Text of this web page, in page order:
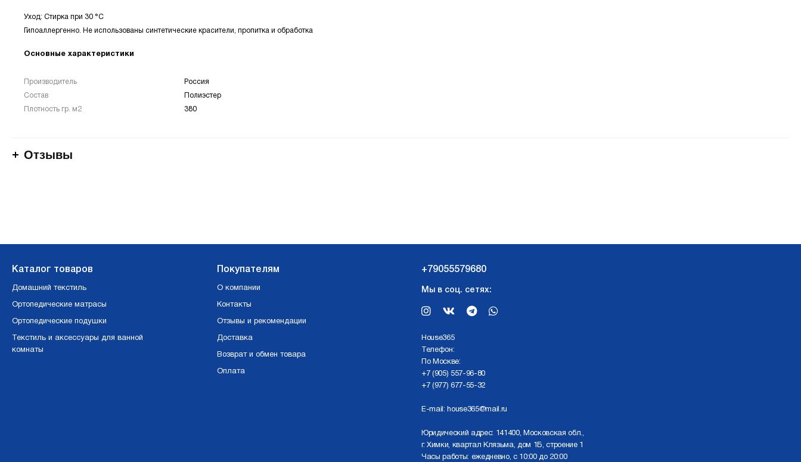
Уход: Стирка при 30 °С
Гипоаллергенно. Не использованы синтетические красители, пропитка и обработка
Основные характеристики
Производитель Россия
Состав Полиэстер
Плотность гр. м2 380
Отзывы
Каталог товаров
Домашний текстиль
Ортопедические матрасы
Ортопедические подушки
Текстиль и аксессуары для ванной
комнаты
Покупателям
О компании
Контакты
Отзывы и рекомендации
Доставка
Возврат и обмен товара
Оплата
+79055579680
Мы в соц. сетях:
Нouse365
Телефон:
По Москве:
+7 (905) 557-96-80
+7 (977) 677-55-32
E-mail: house365@mail.ru
Юридический адрес: 141400, Московская обл.,
г. Химки, квартал Клязьма, дом 1Б, строение 1
Часы работы: ежедневно, с 10:00 до 20:00